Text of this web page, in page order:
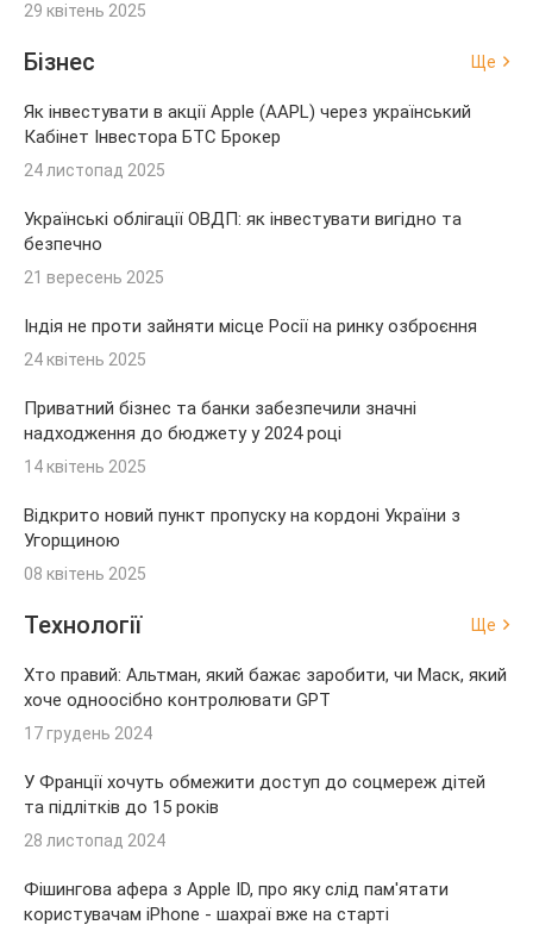
29 квітень 2025
Бізнес Ще
Як інвестувати в акції Apple (AAPL) через український
Кабінет Інвестора БТС Брокер
24 листопад 2025
Українські облігації ОВДП: як інвестувати вигідно та
безпечно
21 вересень 2025
Індія не проти зайняти місце Росії на ринку озброєння
24 квітень 2025
Приватний бізнес та банки забезпечили значні
надходження до бюджету у 2024 році
14 квітень 2025
Відкрито новий пункт пропуску на кордоні України з
Угорщиною
08 квітень 2025
Технології Ще
Хто правий: Альтман, який бажає заробити, чи Маск, який
хоче одноосібно контролювати GPT
17 грудень 2024
У Франції хочуть обмежити доступ до соцмереж дітей
та підлітків до 15 років
28 листопад 2024
Фішингова афера з Apple ID, про яку слід пам'ятати
користувачам iPhone - шахраї вже на старті